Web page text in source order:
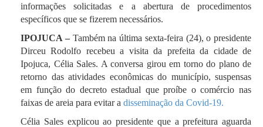
informações solicitadas e a abertura de procedimentos
específicos que se fizerem necessários.
IPOJUCA – Também na última sexta-feira (24), o presidente
Dirceu Rodolfo recebeu a visita da prefeita da cidade de
Ipojuca, Célia Sales. A conversa girou em torno do plano de
retorno das atividades econômicas do município, suspensas
em função do decreto estadual que proíbe o comércio nas
faixas de areia para evitar a disseminação da Covid-19.
Célia Sales explicou ao presidente que a prefeitura aguarda